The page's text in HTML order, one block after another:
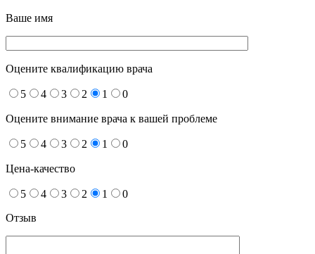
Ваше имя
Оцените квалификацию врача
5 4 3 2 1 0
Оцените внимание врача к вашей проблеме
5 4 3 2 1 0
Цена-качество
5 4 3 2 1
0
Отзыв